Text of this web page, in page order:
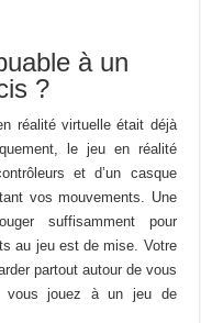
à un
?
réalité virtuelle était déjà
le jeu en réalité
et d’un casque
vos mouvements. Une
suffisamment pour
au jeu est de mise. Votre
partout autour de vous
vous jouez à un jeu de